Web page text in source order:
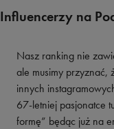
Influencerzy na
Nasz ranking nie
ale musimy przyznać,
innych
67-letniej pasjonatce
formę” będąc już na